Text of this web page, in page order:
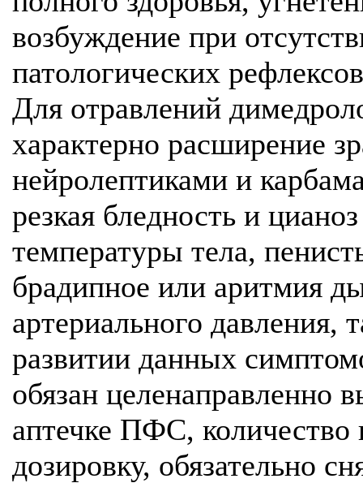
возбуждение при
патологических
Для отравлений
характерно расширение
нейролептиками и
резкая бледность и
температуры тела,
брадипное или аритмия
артериального давления,
развитии данных
обязан целенаправленно
аптечке ПФС, количество
дозировку, обязательно